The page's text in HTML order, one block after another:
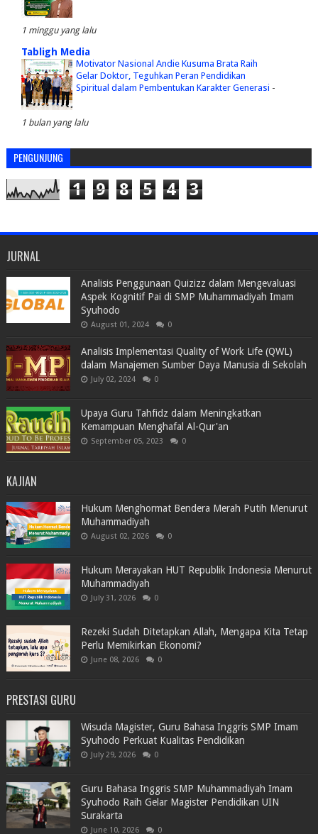
1 minggu yang lalu
Tabligh Media
Motivator Nasional Andie Kusuma Brata Raih
Gelar Doktor, Teguhkan Peran Pendidikan
Spiritual dalam Pembentukan Karakter Generasi -
1 bulan yang lalu
PENGUNJUNG
1 9 8 5 4 3
JURNAL
Analisis Penggunaan Quizizz dalam Mengevaluasi
Aspek Kognitif Pai di SMP Muhammadiyah Imam
Syuhodo
August 01, 2024 0
Analisis Implementasi Quality of Work Life (QWL)
dalam Manajemen Sumber Daya Manusia di Sekolah
July 02, 2024 0
Upaya Guru Tahfidz dalam Meningkatkan
Kemampuan Menghafal Al-Qur'an
September 05, 2023 0
KAJIAN
Hukum Menghormat Bendera Merah Putih Menurut
Muhammadiyah
August 02, 2026 0
Hukum Merayakan HUT Republik Indonesia Menurut
Muhammadiyah
July 31, 2026 0
Rezeki Sudah Ditetapkan Allah, Mengapa Kita Tetap
Perlu Memikirkan Ekonomi?
June 08, 2026 0
PRESTASI GURU
Wisuda Magister, Guru Bahasa Inggris SMP Imam
Syuhodo Perkuat Kualitas Pendidikan
July 29, 2026 0
Guru Bahasa Inggris SMP Muhammadiyah Imam
Syuhodo Raih Gelar Magister Pendidikan UIN
Surakarta
June 10, 2026 0